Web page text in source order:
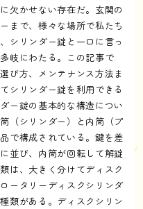
欠かせない存在だ。玄関の
まで、様々な場所で私たち
シリンダー錠と一口に言っ
岐にわたる。この記事で
び方、メンテナンス方法ま
シリンダー錠を利用できる
ー錠の基本的な構造につい
（シリンダー）と内筒（プ
で構成されている。鍵を差
並び、内筒が回転して解錠
は、大きく分けてディスク
ータリーディスクシリンダ
類がある。ディスクシリン